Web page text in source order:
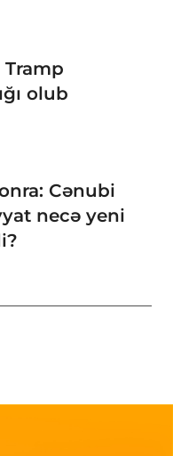
olub
Cənubi
necə yeni